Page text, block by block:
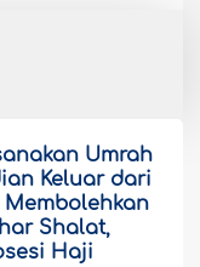
Umrah
Keluar dari
Shalat,
Haji